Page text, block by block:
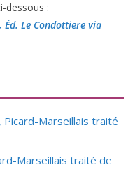
dessous :
, Éd. Le Condottiere via
Picard-Marseillais traité
Marseillais traité de